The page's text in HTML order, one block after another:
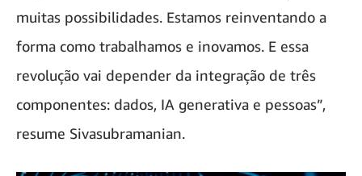
muitas possibilidades. Estamos reinventando a
forma como trabalhamos e inovamos. E essa
revolução vai depender da integração de três
componentes: dados, IA generativa e pessoas”,
resume Sivasubramanian.